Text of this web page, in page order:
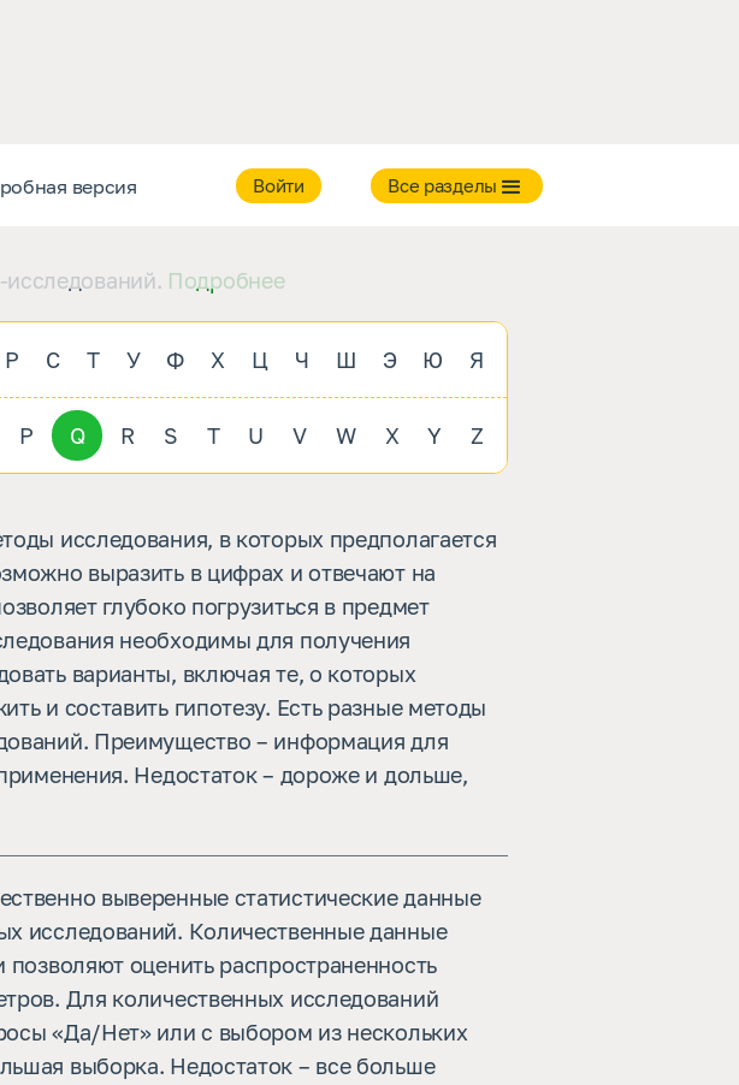
версия Войти Все разделы
Подробнее
Р С Т У Ф Х Ц Ч Ш Э Ю Я
P Q R S T U V W X Y Z
исследования, в которых предполагается
выразить в цифрах и отвечают на
глубоко погрузиться в предмет
необходимы для получения
варианты, включая те, о которых
и составить гипотезу. Есть разные методы
Преимущество – информация для
Недостаток – дороже и дольше,
выверенные статистические данные
исследований. Количественные данные
оценить распространенность
Для количественных исследований
«Да/Нет» или с выбором из нескольких
выборка. Недостаток – все больше